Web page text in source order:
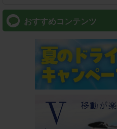
おすすめコンテンツ